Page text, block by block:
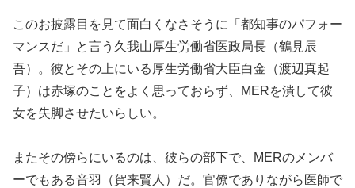
このお披露目を見て面白くなさそうに「都知事のパフォー
マンスだ」と言う久我山厚生労働省医政局長（鶴見辰
吾）。彼とその上にいる厚生労働省大臣白金（渡辺真起
子）は赤塚のことをよく思っておらず、MERを潰して彼
女を失脚させたいらしい。
またその傍らにいるのは、彼らの部下で、MERのメンバ
ーでもある音羽（賀来賢人）だ。官僚でありながら医師で